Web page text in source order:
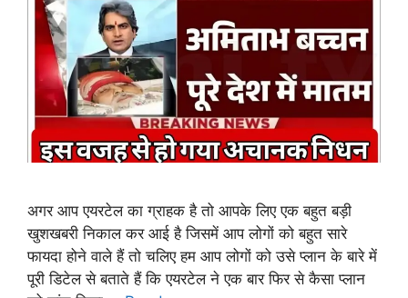
अगर आप एयरटेल का ग्राहक है तो आपके लिए एक बहुत बड़ी
खुशखबरी निकाल कर आई है जिसमें आप लोगों को बहुत सारे
फायदा होने वाले हैं तो चलिए हम आप लोगों को उसे प्लान के बारे में
पूरी डिटेल से बताते हैं कि एयरटेल ने एक बार फिर से कैसा प्लान